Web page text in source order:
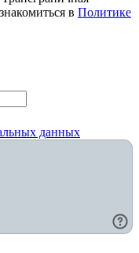
в Политике
данных